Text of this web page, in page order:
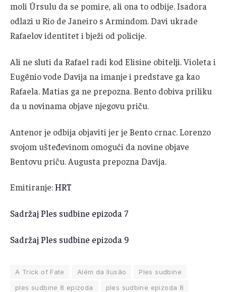
moli Úrsulu da se pomire, ali ona to odbije. Isadora
odlazi u Rio de Janeiro s Armindom. Davi ukrade
Rafaelov identitet i bježi od policije.
Ali ne sluti da Rafael radi kod Elisine obitelji. Violeta i
Eugênio vode Davija na imanje i predstave ga kao
Rafaela. Matias ga ne prepozna. Bento dobiva priliku
da u novinama objave njegovu priču.
Antenor je odbija objaviti jer je Bento crnac. Lorenzo
svojom ušteđevinom omogući da novine objave
Bentovu priču. Augusta prepozna Davija.
Emitiranje:HRT
Sadržaj Ples sudbine epizoda 7
Sadržaj Ples sudbine epizoda 9
A Trick of Fate Além da Ilusão
Ples sudbine
ples sudbine 8 epizoda
ples sudbine epizoda 8